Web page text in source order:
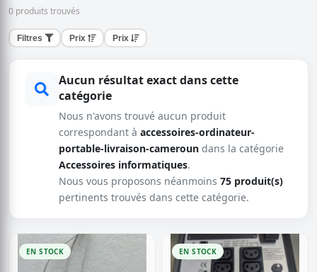
0 produits trouvés
Filtres Prix Prix
Aucun résultat exact dans cette
catégorie
Nous n'avons trouvé aucun produit
correspondant à accessoires-ordinateur-
portable-livraison-cameroun dans la catégorie
Accessoires informatiques.
Nous vous proposons néanmoins 75 produit(s)
pertinents trouvés dans cette catégorie.
EN STOCK EN STOCK